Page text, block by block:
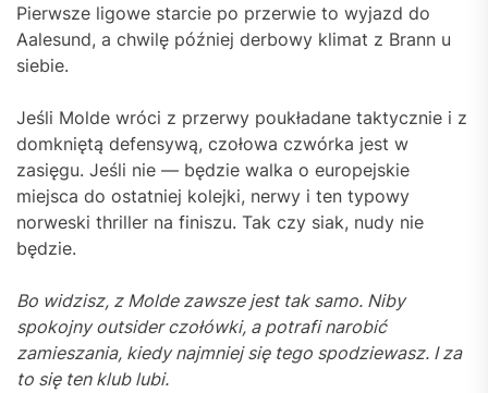
Pierwsze ligowe starcie po przerwie to wyjazd do
Aalesund, a chwilę później derbowy klimat z Brann u
siebie.
Jeśli Molde wróci z przerwy poukładane taktycznie i z
domkniętą defensywą, czołowa czwórka jest w
zasięgu. Jeśli nie — będzie walka o europejskie
miejsca do ostatniej kolejki, nerwy i ten typowy
norweski thriller na finiszu. Tak czy siak, nudy nie
będzie.
Bo widzisz, z Molde zawsze jest tak samo. Niby
spokojny outsider czołówki, a potrafi narobić
zamieszania, kiedy najmniej się tego spodziewasz. I za
to się ten klub lubi.